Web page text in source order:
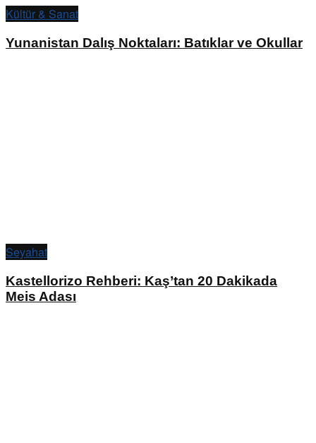
Kültür & Sanat
Yunanistan Dalış Noktaları: Batıklar ve Okullar
Seyahat
Kastellorizo Rehberi: Kaş’tan 20 Dakikada
Meis Adası